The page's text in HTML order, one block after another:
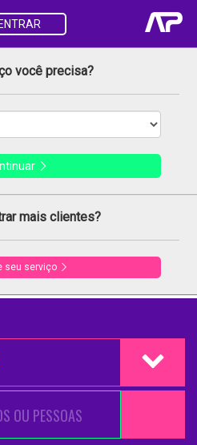
ENTRAR
você precisa?
mais clientes?
seu serviço